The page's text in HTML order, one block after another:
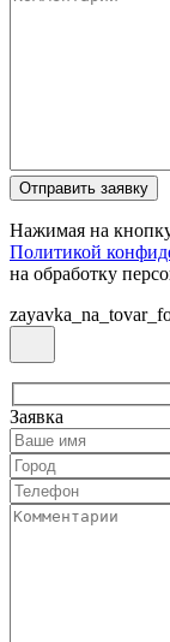
Нажимая на
Политикой
на обработку
Заявка